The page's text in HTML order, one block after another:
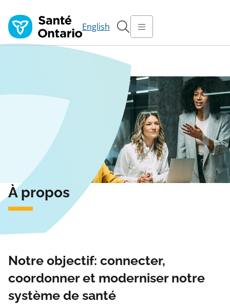
English
À propos
Notre objectif: connecter,
coordonner et moderniser notre
système de santé